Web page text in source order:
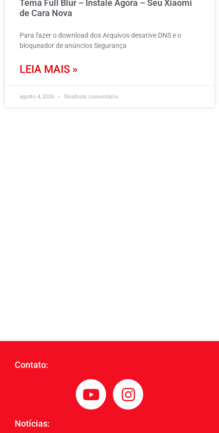
Tema Full Blur – Instale Agora – Seu Xiaomi
de Cara Nova
Para fazer o download dos Arquivos desative DNS e o
bloqueador de anúncios Segurança
LEIA MAIS »
agosto 4, 2026 Nenhum comentário
Contato:
Notícias: